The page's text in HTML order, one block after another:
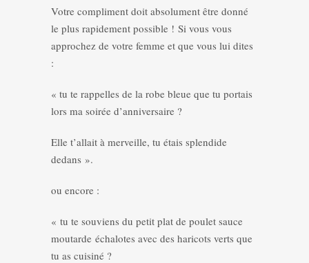
Votre compliment doit absolument être donné
le plus rapidement possible ! Si vous vous
approchez de votre femme et que vous lui dites
:
« tu te rappelles de la robe bleue que tu portais
lors ma soirée d’anniversaire ?
Elle t’allait à merveille, tu étais splendide
dedans ».
ou encore :
« tu te souviens du petit plat de poulet sauce
moutarde échalotes avec des haricots verts que
tu as cuisiné ?